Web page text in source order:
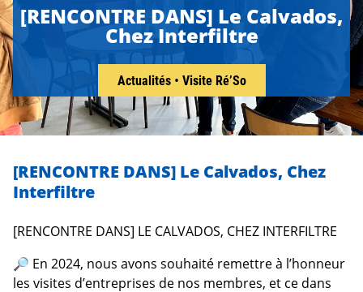
[RENCONTRE DANS] Le Calvados,
Chez Interfiltre
Actualités • Visite Ré’So
[RENCONTRE DANS] Le Calvados, Chez
Interfiltre
[RENCONTRE DANS] LE CALVADOS, CHEZ INTERFILTRE
🔎 En 2024, nous avons souhaité remettre à l’honneur
les visites d’entreprises de nos membres, et ce dans